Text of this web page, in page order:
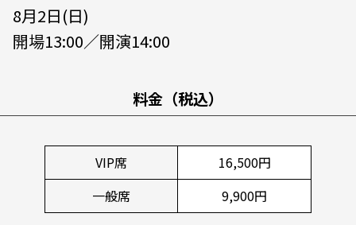
8月2日(日)
開場13:00／開演14:00
料金（税込）
VIP席
16,500円
一般席
9,900円